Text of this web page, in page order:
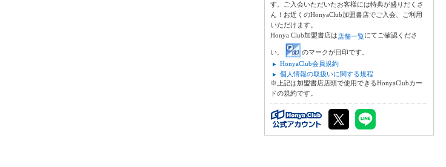
す。ご入会いただいたお客様には特典が盛りだくさ
ん！お近くのHonyaClub加盟書店でご入会、ご利用
いただけます。
Honya Club加盟書店は店舗一覧にてご確認くださ
い。
のマークが目印です。
HonyaClub会員規約
個人情報の取扱いに関する規程
※上記は加盟書店店頭で使用できるHonyaClubカー
ドの規約です。